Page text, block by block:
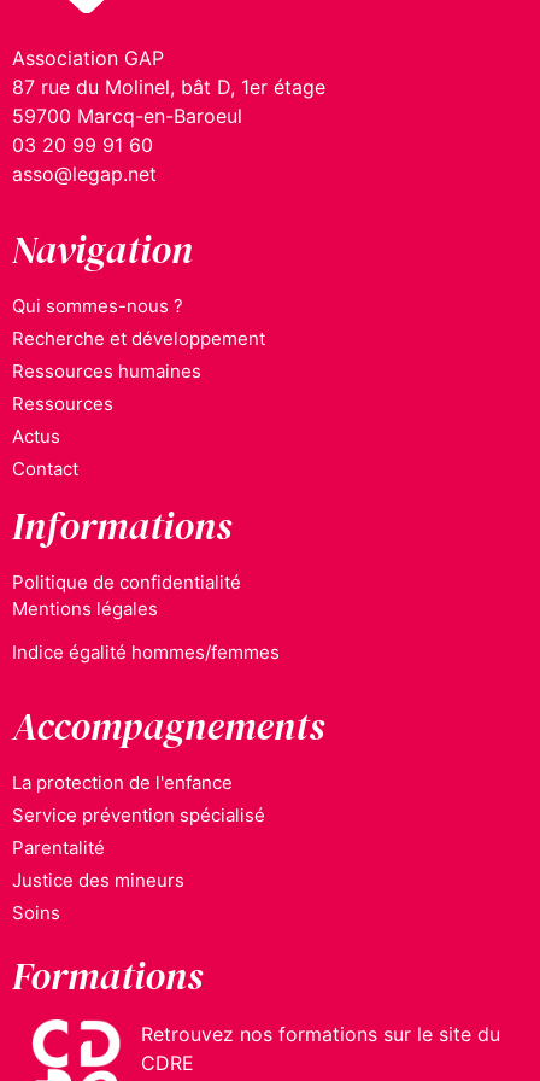
Association GAP
87 rue du Molinel, bât D, 1er étage
59700 Marcq-en-Baroeul
03 20 99 91 60
asso@legap.net
Navigation
Qui sommes-nous ?
Recherche et développement
Ressources humaines
Ressources
Actus
Contact
Informations
Politique de confidentialité
Mentions légales
Indice égalité hommes/femmes
Accompagnements
La protection de l'enfance
Service prévention spécialisé
Parentalité
Justice des mineurs
Soins
Formations
Retrouvez nos formations sur le site du
CDRE